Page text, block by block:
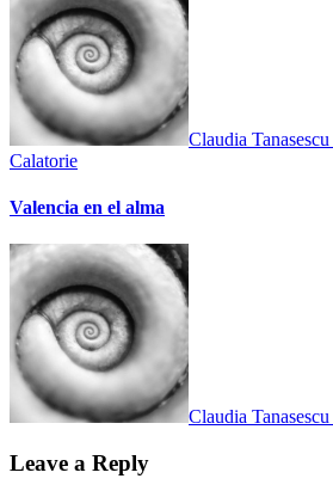
Claudia Tanasescu
Calatorie
Valencia en el alma
Claudia Tanasescu
Leave a Reply